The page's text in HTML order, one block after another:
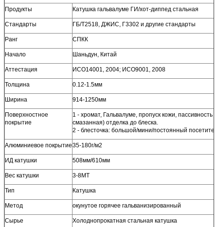
Продукты Катушка гальвалуме ГИ/хот-диппед стальная
Стандарты ГБ/Т2518, ДЖИС, Г3302 и другие стандарты
Ранг СПКК
Начало Шаньдун, Китай
Аттестация ИСО14001, 2004; ИСО9001, 2008
Толщина 0.12-1.5мм
Ширина 914-1250мм
Поверхностное
покрытие
1 - хромат, Гальвалуме, пропуск кожи,
смазанная) отделка до блеска.
2 - блесточка: большой/мини/постоянный
Алюминиевое покрытие35-180г/м2
ИД катушки 508мм/610мм
Вес катушки 3-8МТ
Тип Катушка
Метод окунутое горячее гальванизированный
Сырье Холоднопрокатная стальная катушка